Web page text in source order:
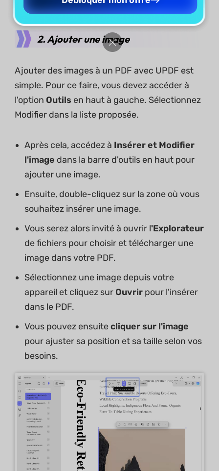
2. Ajouter une image
Ajouter des images à un PDF avec UPDF est
simple. Pour ce faire, vous devez accéder à
l'option Outils en haut à gauche. Sélectionnez
Modifier dans la liste proposée.
Après cela, accédez à Insérer et Modifier
l'image dans la barre d'outils en haut pour
ajouter une image.
Ensuite, double-cliquez sur la zone où vous
souhaitez insérer une image.
Vous serez alors invité à ouvrir l'Explorateur
de fichiers pour choisir et télécharger une
image dans votre PDF.
Sélectionnez une image depuis votre
appareil et cliquez sur Ouvrir pour l'insérer
dans le PDF.
Vous pouvez ensuitecliquer sur l'image
pour ajuster sa position et sa taille selon vos
besoins.